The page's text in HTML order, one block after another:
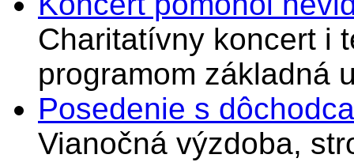
Charitatívny koncert i
programom základná
Posedenie s
Vianočná výzdoba,